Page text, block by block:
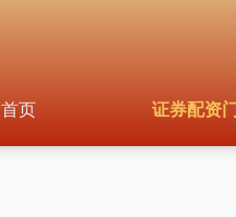
首页 证券配资